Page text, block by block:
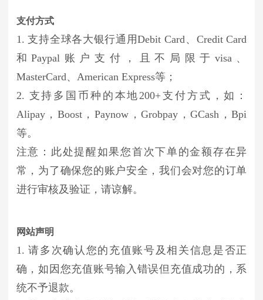
支付方式
1. 支持全球各大银行通用Debit Card、Credit Card
和Paypal账户支付，且不局限于visa、
MasterCard、American Express等；
2. 支持多国币种的本地200+支付方式，如：
Alipay，Boost，Paynow，Grobpay，GCash，Bpi
等。
注意：此处提醒如果您首次下单的金额存在异
常，为了确保您的账户安全，我们会对您的订单
进行审核及验证，请谅解。
网站声明
1. 请多次确认您的充值账号及相关信息是否正
确，如因您充值账号输入错误但充值成功的，系
统不予退款。